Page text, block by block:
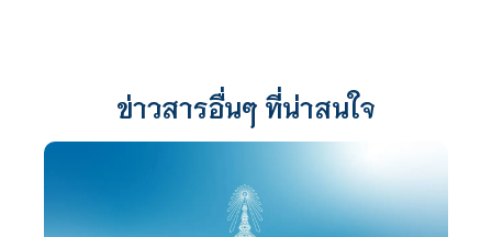
ข่าวสารอื่นๆ ที่น่าสนใจ